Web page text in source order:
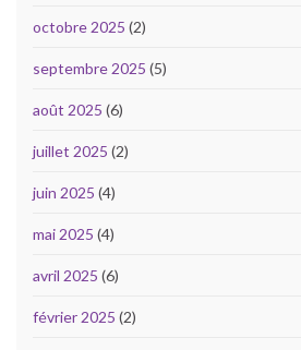
octobre 2025 (2)
septembre 2025 (5)
août 2025 (6)
juillet 2025 (2)
juin 2025 (4)
mai 2025 (4)
avril 2025 (6)
février 2025 (2)